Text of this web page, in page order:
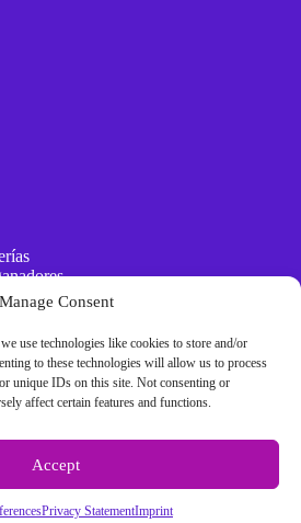
Manage Consent
use technologies like cookies to store and/or
to these technologies will allow us to process
unique IDs on this site. Not consenting or
affect certain features and functions.
Accept
Privacy StatementImprint
aleatorios